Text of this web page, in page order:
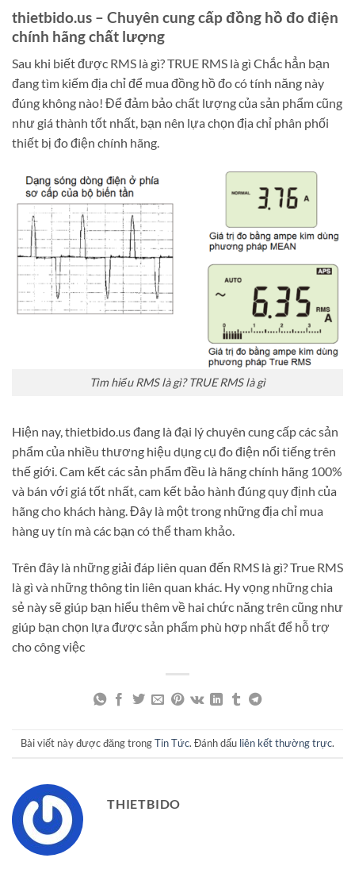
thietbido.us – Chuyên cung cấp đồng hồ đo điện
chính hãng chất lượng
Sau khi biết được RMS là gì? TRUE RMS là gì Chắc hẳn bạn
đang tìm kiếm địa chỉ để mua đồng hồ đo có tính năng này
đúng không nào! Để đảm bảo chất lượng của sản phẩm cũng
như giá thành tốt nhất, bạn nên lựa chọn địa chỉ phân phối
thiết bị đo điện chính hãng.
Tìm hiểu RMS là gì? TRUE RMS là gì
Hiện nay, thietbido.us đang là đại lý chuyên cung cấp các sản
phẩm của nhiều thương hiệu dụng cụ đo điện nổi tiếng trên
thế giới. Cam kết các sản phẩm đều là hãng chính hãng 100%
và bán với giá tốt nhất, cam kết bảo hành đúng quy định của
hãng cho khách hàng. Đây là một trong những địa chỉ mua
hàng uy tín mà các bạn có thể tham khảo.
Trên đây là những giải đáp liên quan đến RMS là gì? True RMS
là gì và những thông tin liên quan khác. Hy vọng những chia
sẻ này sẽ giúp bạn hiểu thêm về hai chức năng trên cũng như
giúp bạn chọn lựa được sản phẩm phù hợp nhất để hỗ trợ
cho công việc
Bài viết này được đăng trongTin Tức. Đánh dấu liên kết thường trực.
THIETBIDO